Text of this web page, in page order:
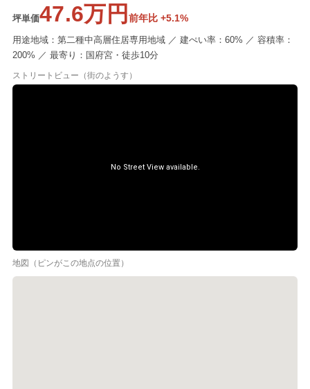
坪単価47.6万円 前年比 +5.1%
用途地域：第二種中高層住居専用地域 ／ 建ぺい率：60% ／ 容積率：
200% ／ 最寄り：国府宮・徒歩10分
ストリートビュー（街のようす）
地図（ピンがこの地点の位置）